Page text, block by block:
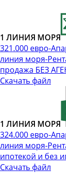
1 ЛИНИЯ МОРЯ
321.000 евро-
линия моря-
продажа БЕЗ
Скачать файл
1 ЛИНИЯ МОРЯ
324.000 евро-
линия моря-
ипотекой и без
Скачать файл